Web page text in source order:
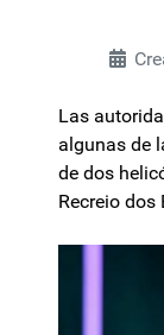
Las
algunas de
de dos
Recreio dos